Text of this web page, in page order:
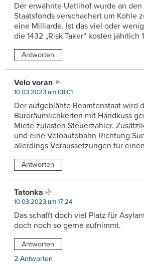
Der erwähnte Uetlihof wurde an
Staatsfonds verschachert um Kohle
eine Milliarde. Ist das viel oder
die 1432 „Risk Taker“ kosten jährlich
Antworten
Velo voran
10.03.2023 um 08:01
Der aufgeblähte Beamtenstaat wird
Büroräumlichkeiten mit Handkuss
Miete zulasten Steuerzahler.
und eine Veloautobahn Richtung
allerdings Voraussetzungen für
Antworten
Tatonka
10.03.2023 um 17:24
Das schafft doch viel Platz für
doch noch so gerne aufnimmt.
Antworten
2 Antworten